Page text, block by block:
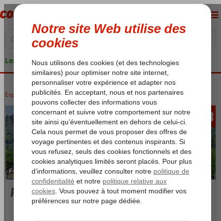
Les garanties de vacances
Espagne Costa Brava Costa Brava Pineda de Mar
àpd 833
Pineda de Mar